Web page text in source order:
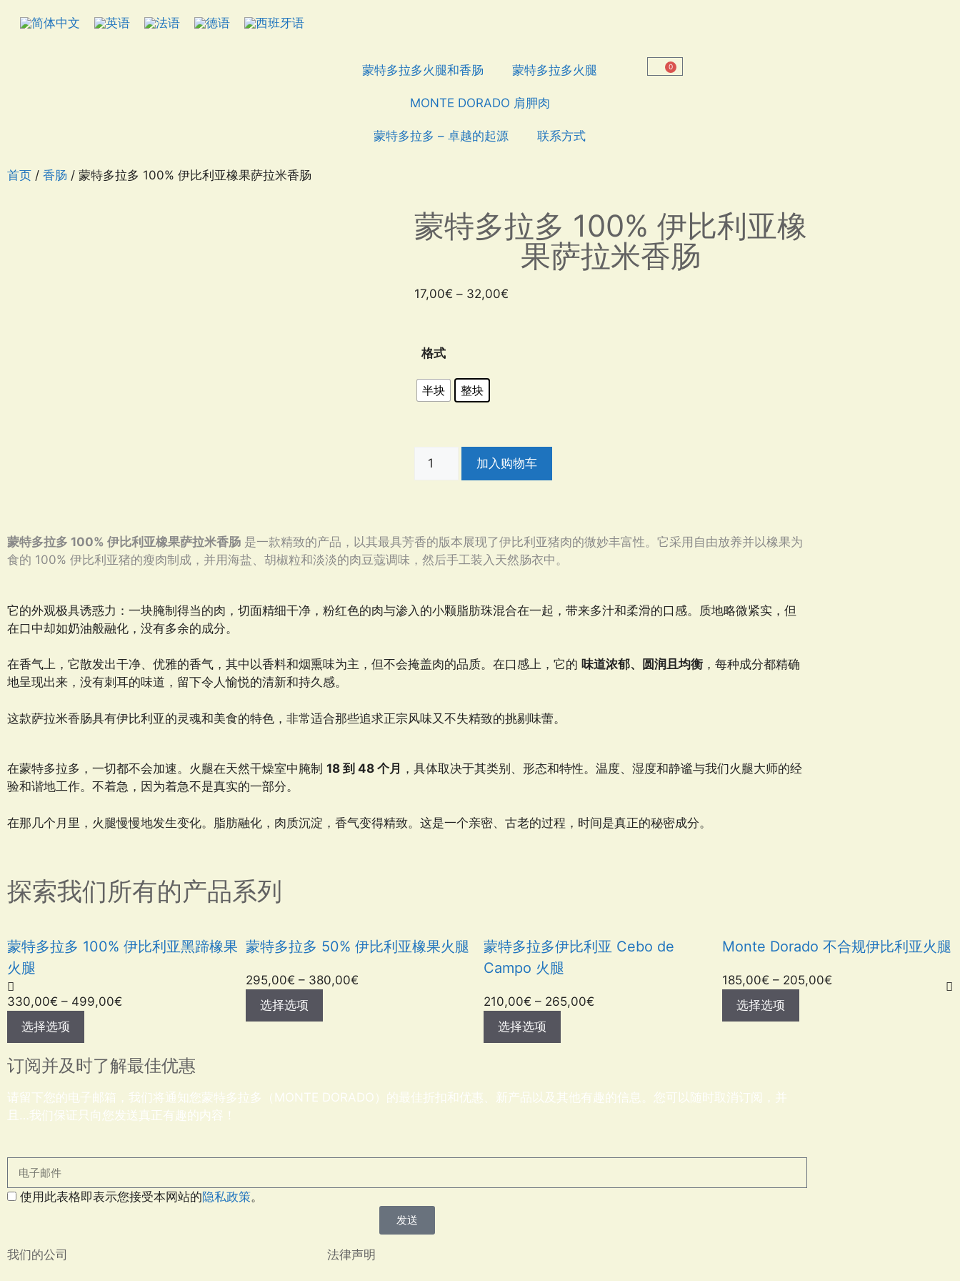
蒙特多拉多火腿和香肠 蒙特多拉多火腿
MONTE DORADO 肩胛肉
蒙特多拉多 – 卓越的起源 联系方式
0
首页 / 香肠 / 蒙特多拉多 100% 伊比利亚橡果萨拉米香肠
蒙特多拉多 100% 伊比利亚橡
果萨拉米香肠
17,00€ – 32,00€
格式
半块 整块
加入购物车
蒙特多拉多 100% 伊比利亚橡果萨拉米香肠 是一款精致的产品，以其最具芳香的版本展现了伊比利亚猪肉的微妙丰富性。它采用自由放养并以橡果为
食的 100% 伊比利亚猪的瘦肉制成，并用海盐、胡椒粒和淡淡的肉豆蔻调味，然后手工装入天然肠衣中。
它的外观极具诱惑力：一块腌制得当的肉，切面精细干净，粉红色的肉与渗入的小颗脂肪珠混合在一起，带来多汁和柔滑的口感。质地略微紧实，但
在口中却如奶油般融化，没有多余的成分。
在香气上，它散发出干净、优雅的香气，其中以香料和烟熏味为主，但不会掩盖肉的品质。在口感上，它的 味道浓郁、圆润且均衡 ，每种成分都精确
地呈现出来，没有刺耳的味道，留下令人愉悦的清新和持久感。
这款萨拉米香肠具有伊比利亚的灵魂和美食的特色，非常适合那些追求正宗风味又不失精致的挑剔味蕾。
在蒙特多拉多，一切都不会加速。火腿在天然干燥室中腌制 18 到 48 个月 ，具体取决于其类别、形态和特性。温度、湿度和静谧与我们火腿大师的经
验和谐地工作。不着急，因为着急不是真实的一部分。
在那几个月里，火腿慢慢地发生变化。脂肪融化，肉质沉淀，香气变得精致。这是一个亲密、古老的过程，时间是真正的秘密成分。
探索我们所有的产品系列
蒙特多拉多 100% 伊比利亚黑蹄橡果
火腿
330,00€ – 499,00€
选择选项
蒙特多拉多 50% 伊比利亚橡果火腿
295,00€ – 380,00€
选择选项
蒙特多拉多伊比利亚 Cebo de
Campo 火腿
210,00€ – 265,00€
选择选项
Monte Dorado 不合规伊比利亚火腿
185,00€ – 205,00€
选择选项
订阅并及时了解最佳优惠
请留下您的电子邮箱，我们将通知您蒙特多拉多（MONTE DORADO）的最佳折扣和优惠、新产品以及其他有趣的信息。您可以随时取消订阅，并
且…我们保证只向您发送真正有趣的内容！
使用此表格即表示您接受本网站的隐私政策。
发送
我们的公司 法律声明